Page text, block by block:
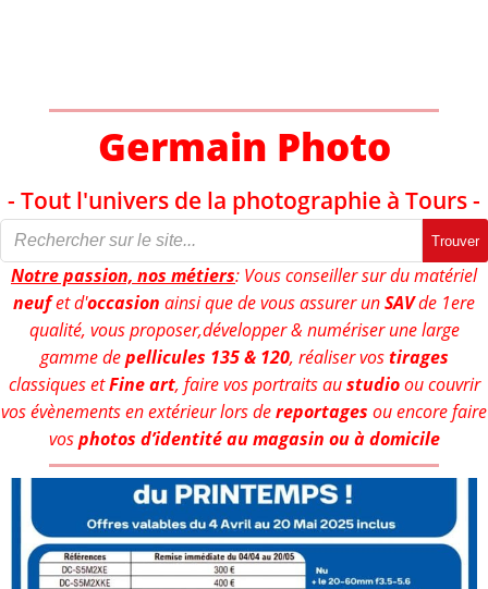
Germain Photo
- Tout l'univers de la photographie à Tours -
Trouver
Notre passion, nos métiers: Vous conseiller sur du matériel
neufet d'occasion ainsi que de vous assurer unSAVde 1ere
qualité, vous proposer,développer & numériser une large
gamme depellicules 135 & 120, réaliser vostirages
classiques etFine art, faire vos portraits austudioou couvrir
vos évènements en extérieur lors dereportages ou encore faire
vosphotos d’identité au magasin ou à domicile